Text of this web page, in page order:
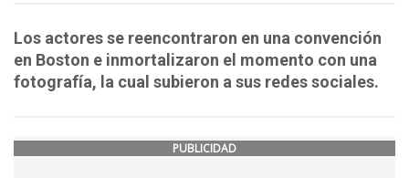
Los actores se reencontraron en una convención
en Boston e inmortalizaron el momento con una
fotografía, la cual subieron a sus redes sociales.
PUBLICIDAD